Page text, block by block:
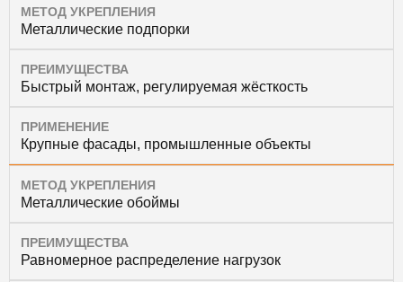
МЕТОД УКРЕПЛЕНИЯ
Металлические подпорки
ПРЕИМУЩЕСТВА
Быстрый монтаж, регулируемая жёсткость
ПРИМЕНЕНИЕ
Крупные фасады, промышленные объекты
МЕТОД УКРЕПЛЕНИЯ
Металлические обоймы
ПРЕИМУЩЕСТВА
Равномерное распределение нагрузок